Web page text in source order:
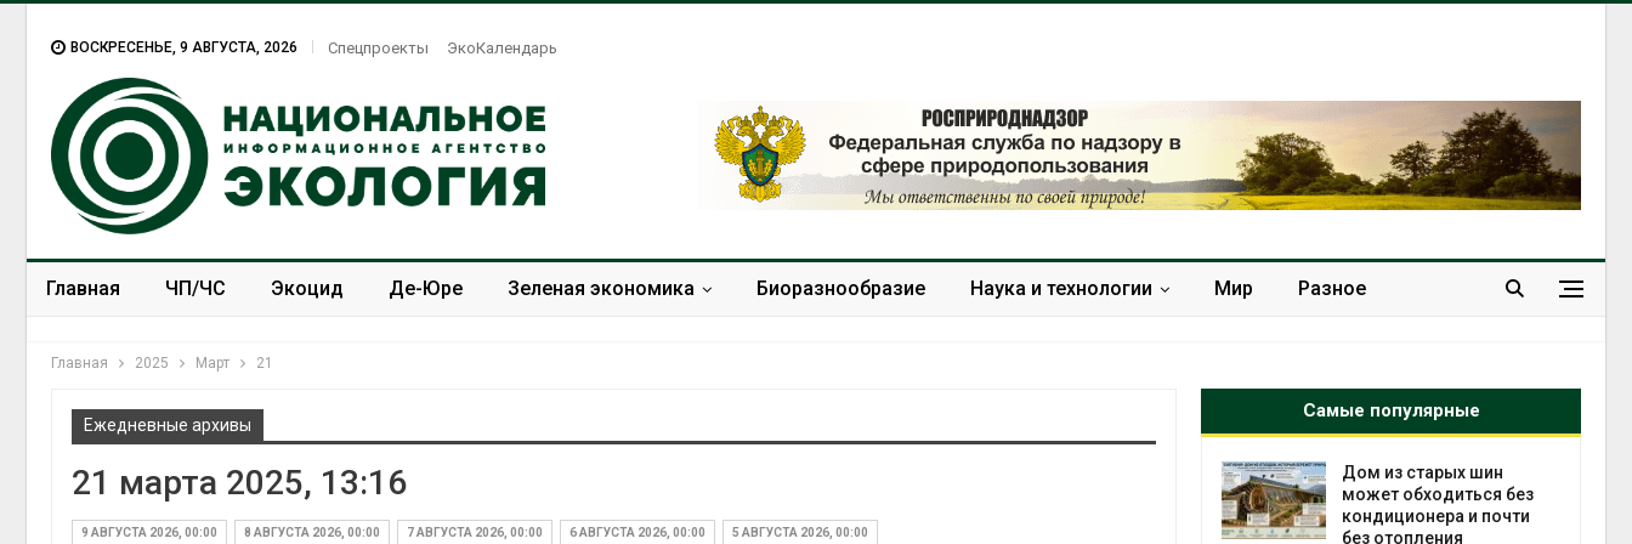
ВОСКРЕСЕНЬЕ, 9 АВГУСТА, 2026 Спецпроекты ЭкоКалендарь
Главная ЧП/ЧС Экоцид Де-Юре Зеленая экономика Биоразнообразие Наука и технологии Мир Разное
Главная 2025 Март 21
Ежедневные архивы
21 марта 2025, 13:16
9 АВГУСТА 2026, 00:00 8 АВГУСТА 2026, 00:00 7 АВГУСТА 2026, 00:00 6 АВГУСТА 2026, 00:00 5 АВГУСТА 2026, 00:00
Самые популярные
России по итогам 2025
года
Дом из старых шин
может обходиться без
кондиционера и почти
без отопления